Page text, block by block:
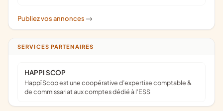
Publiez vos annonces ->
SERVICES PARTENAIRES
HAPPI SCOP
Happï Scop est une coopérative d’expertise comptable &
de commissariat aux comptes dédié à l'ESS